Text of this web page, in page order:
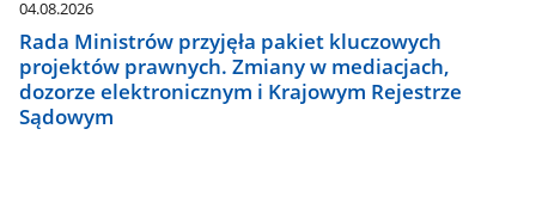
04.08.2026
Rada Ministrów przyjęła pakiet kluczowych
projektów prawnych. Zmiany w mediacjach,
dozorze elektronicznym i Krajowym Rejestrze
Sądowym